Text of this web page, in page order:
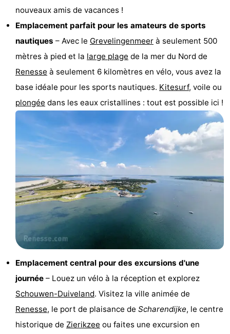
Monuments
Moulins
Points
de
vue
Attractions
Croisières
Aires
jeux
intérieures
Parcours
de
mini-
golf
Centres
de
bien-
être
Villages
villes
Nature
Visites
guidées
Sports
nouveaux amis de vacances !
Emplacement parfait pour les amateurs de sports
nautiques – Avec le Grevelingenmeer à seulement 500
mètres à pied et la large plage de la mer du Nord de
Renesse à seulement 6 kilomètres en vélo, vous avez la
base idéale pour les sports nautiques. Kitesurf, voile ou
plongée dans les eaux cristallines : tout est possible ici !
Emplacement central pour des excursions d'une
journée – Louez un vélo à la réception et explorez
Schouwen-Duiveland. Visitez la ville animée de
Renesse, le port de plaisance de Scharendijke, le centre
historique de Zierikzee ou faites une excursion en